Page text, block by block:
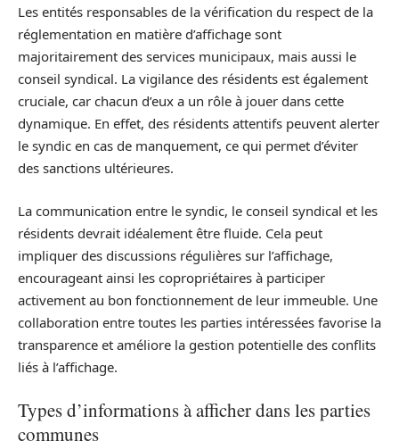
Les entités responsables de la vérification du respect de la
réglementation en matière d’affichage sont
majoritairement des services municipaux, mais aussi le
conseil syndical. La vigilance des résidents est également
cruciale, car chacun d’eux a un rôle à jouer dans cette
dynamique. En effet, des résidents attentifs peuvent alerter
le syndic en cas de manquement, ce qui permet d’éviter
des sanctions ultérieures.
La communication entre le syndic, le conseil syndical et les
résidents devrait idéalement être fluide. Cela peut
impliquer des discussions régulières sur l’affichage,
encourageant ainsi les copropriétaires à participer
activement au bon fonctionnement de leur immeuble. Une
collaboration entre toutes les parties intéressées favorise la
transparence et améliore la gestion potentielle des conflits
liés à l’affichage.
Types d’informations à afficher dans les parties
communes